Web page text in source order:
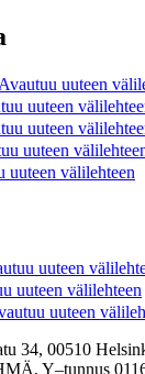
uuteen
uuteen
uuteen
uuteen
uuteen välilehteen
uuteen
uuteen välilehteen
uuteen
34, 00510
Y–tunnus